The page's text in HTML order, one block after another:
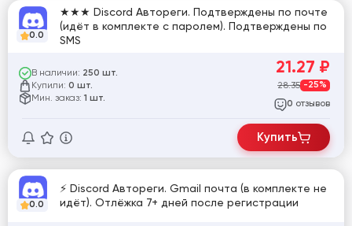
0.0
★★★ Discord Автореги. Подтверждены по почте
(идёт в комплекте с паролем). Подтверждены по
SMS
В наличии: 250 шт.
Купили: 0 шт.
Мин. заказ: 1 шт.
21.27 ₽
28.35 -25%
0 отзывов
Купить
0.0
⚡ Discord Автореги. Gmail почта (в комплекте не
идёт). Отлёжка 7+ дней после регистрации